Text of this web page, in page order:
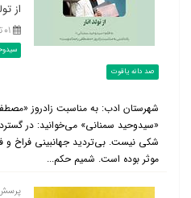
از
۰۱ تیر ۱۴۰۰ |
صد دانه یاقوت
شهرستان ادب: به مناسبت زادروز
«سیدوحید سمنانی» می‌خوانید: در
شكی نیست. بی‌تردید جهانبینی فراخ و
موثر بوده است. شمیم حكم...